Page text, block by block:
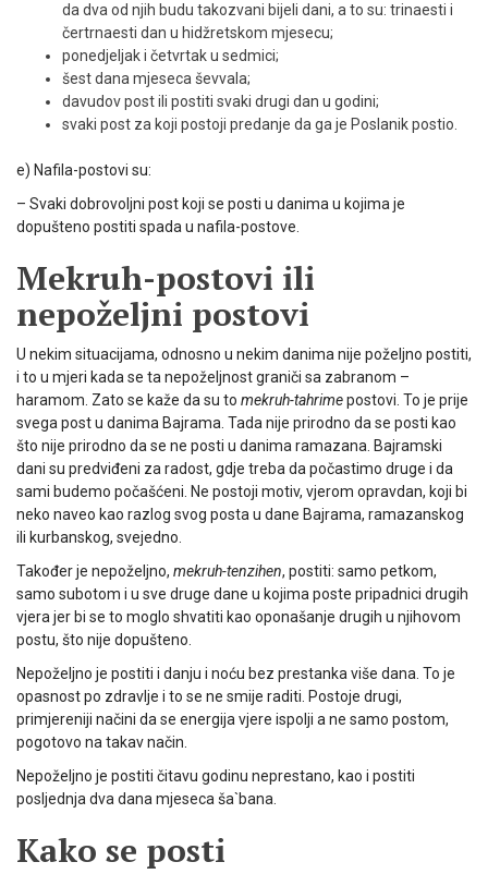
da dva od njih budu takozvani bijeli dani, a to su: trinaesti i
čertrnaesti dan u hidžretskom mjesecu;
ponedjeljak i četvrtak u sedmici;
šest dana mjeseca ševvala;
davudov post ili postiti svaki drugi dan u godini;
svaki post za koji postoji predanje da ga je Poslanik pos­tio.
e) Nafila-postovi su:
– Svaki dobrovoljni post koji se posti u danima u kojima je
dopušteno postiti spada u nafila-postove.
Mekruh-postovi ili
nepoželjni postovi
U nekim situacijama, odnosno u nekim danima nije poželjno postiti,
i to u mjeri kada se ta nepoželjnost graniči sa zabranom –
haramom. Zato se kaže da su to mekruh-tahrimepostovi. To je prije
svega post u danima Bajrama. Tada nije prirodno da se posti kao
što nije prirodno da se ne posti u danima ramazana. Bajramski
dani su predviđeni za radost, gdje treba da počastimo druge i da
sami budemo počašćeni. Ne postoji motiv, vjerom opravdan, koji bi
neko naveo kao razlog svog posta u dane Bajrama, ramazanskog
ili kurbanskog, svejedno.
Također je nepoželjno, mekruh-tenzihen, postiti: samo petkom,
samo subotom i u sve druge dane u kojima poste pripadnici drugih
vjera jer bi se to moglo shvatiti kao oponašanje drugih u njihovom
postu, što nije dopušteno.
Nepoželjno je postiti i danju i noću bez prestanka više dana. To je
opasnost po zdravlje i to se ne smije raditi. Postoje drugi,
primjereniji načini da se energija vjere ispolji a ne samo postom,
pogotovo na takav način.
Nepoželjno je postiti čitavu godinu neprestano, kao i postiti
posljednja dva dana mjeseca ša`bana.
Kako se posti